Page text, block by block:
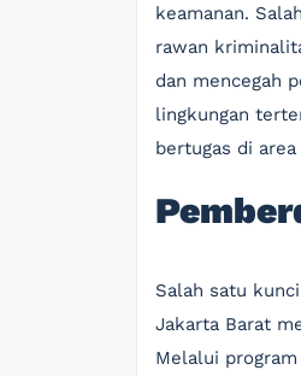
keamanan.
rawan
dan mencegah
lingkungan
bertugas di
Salah satu
Jakarta Barat
Melalui